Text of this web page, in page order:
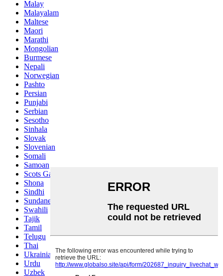
Malay
Malayalam
Maltese
Maori
Marathi
Mongolian
Burmese
Nepali
Norwegian
Pashto
Persian
Punjabi
Serbian
Sesotho
Sinhala
Slovak
Slovenian
Somali
Samoan
Scots Gaelic
Shona
Sindhi
Sundanese
Swahili
Tajik
Tamil
Telugu
Thai
Ukrainian
Urdu
Uzbek